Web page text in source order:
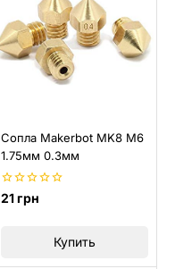
Сопла Makerbot MK8 M6
1.75мм 0.3мм
0
21грн
Купить